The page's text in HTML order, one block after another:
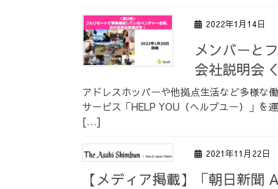
2022年1月14日
メンバーと
会社説明会
アドレスホッパーや他拠点生活など多様な
サービス「HELP YOU（ヘルプユー）」を
[…]
2021年11月22日
【メディア掲載】「朝日新聞